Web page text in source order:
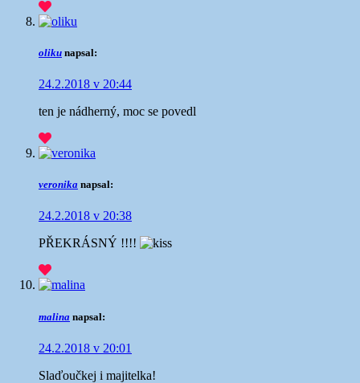
oliku napsal:
24.2.2018 v 20:44
ten je nádherný, moc se povedl
veronika napsal:
24.2.2018 v 20:38
PŘEKRÁSNÝ !!!!
malina napsal:
24.2.2018 v 20:01
Slaďoučkej i majitelka!